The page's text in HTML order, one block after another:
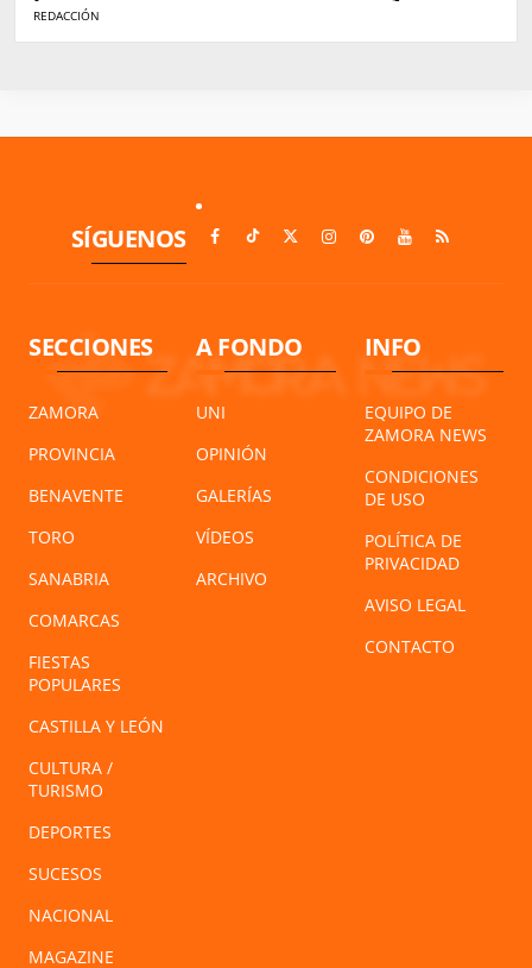
Autismo Zamora
REDACCIÓN
SÍGUENOS
SECCIONES
ZAMORA
PROVINCIA
BENAVENTE
TORO
SANABRIA
COMARCAS
FIESTAS
POPULARES
CASTILLA Y LEÓN
CULTURA /
TURISMO
DEPORTES
SUCESOS
NACIONAL
MAGAZINE
A FONDO
UNI
OPINIÓN
GALERÍAS
VÍDEOS
ARCHIVO
INFO
EQUIPO DE
ZAMORA NEWS
CONDICIONES
DE USO
POLÍTICA DE
PRIVACIDAD
AVISO LEGAL
CONTACTO